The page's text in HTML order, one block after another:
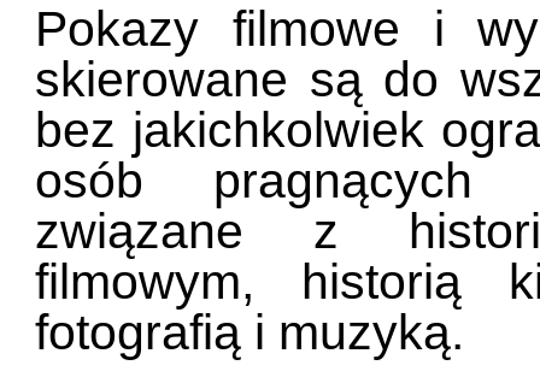
Pokazy filmowe i
skierowane są do
bez jakichkolwiek
osób pragnących
związane z
filmowym, historią
fotografią i muzyką.